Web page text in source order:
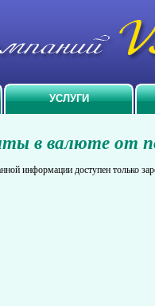
УСЛУГИ
в валюте от
информации доступен только